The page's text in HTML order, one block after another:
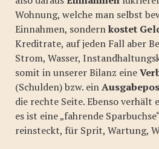
Wohnung, welche man selbst
Einnahmen, sondernkostet
Kreditrate, auf jeden Fall aber
Strom, Wasser,
somit in unserer Bilanz eine
(Schulden) bzw. ein
die rechte Seite. Ebenso verhält
es ist eine „fahrende
reinsteckt, für Sprit, Wartung,